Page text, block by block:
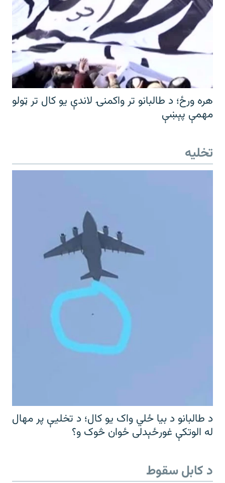
هره ورځ؛ د طالبانو تر واکمنۍ لاندې یو کال تر ټولو
مهمې پېښې
تخلیه
د طالبانو د بیا ځلي واک یو کال؛ د تخلیې پر مهال
له الوتکې غورځېدلی ځوان څوک و؟
د کابل سقوط